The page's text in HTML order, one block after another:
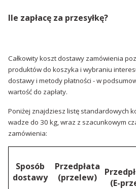
Ile zapłacę za przesyłkę?
Całkowity koszt dostawy zamówienia
produktów do koszyka i wybraniu
dostawy i metody płatności - w
wartość do zapłaty.
Poniżej znajdziesz listę standardowych
wadze do 30 kg, wraz z szacunkowym
zamówienia:
Sposób
dostawy
Przedpłata
(przelew)
(E-